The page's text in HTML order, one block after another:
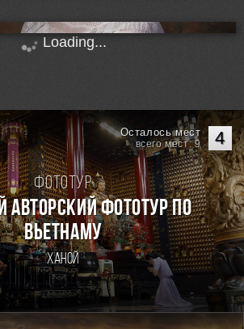
Loading...
4
Осталось мест
всего мест: 9
Фототур
авторский фототур по
Вьетнаму
Ханой